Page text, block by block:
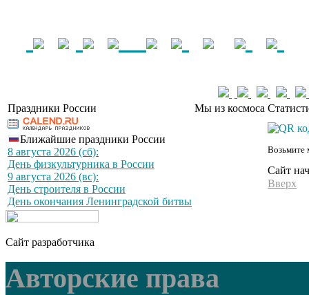
Праздники России Мы из космоса
Ближайшие праздники России
8 августа 2026 (сб):
День физкультурника в России
9 августа 2026 (вс):
День строителя в России
День окончания Ленинградской битвы
Возьмите
Сайт
Вверх
Сайт разработчика
Авторские права